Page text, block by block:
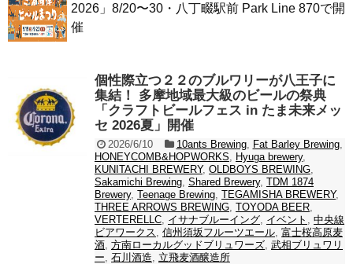
2026」8/20〜30・八丁畷駅前 Park Line 870で開
催
個性際立つ２２のブルワリーが八王子に
集結！ 多摩地域最大級のビールの祭典
「クラフトビールフェス in たま未来メッ
セ 2026夏」開催
2026/6/10 10ants Brewing, Fat Barley Brewing,
HONEYCOMB&HOPWORKS, Hyuga brewery,
KUNITACHI BREWERY, OLDBOYS BREWING,
Sakamichi Brewing, Shared Brewery, TDM 1874
Brewery, Teenage Brewing, TEGAMISHA BREWERY,
THREE ARROWS BREWING, TOYODA BEER,
VERTERELLC, イサナブルーイング, イベント , 中央線
ビアワークス, 信州須坂フルーツエール, 富士桜高原麦
酒, 方南ローカルグッドブリュワーズ, 武相ブリュワリ
ー, 石川酒造, 立飛麦酒醸造所